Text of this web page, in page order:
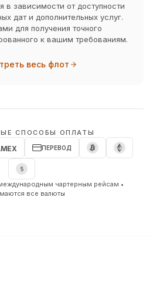
в зависимости от доступности
дат и дополнительных услуг.
для получения точного
к вашим требованиям.
весь флот
СПОСОБЫ ОПЛАТЫ
ПЕРЕВОД
чартерным рейсам •
все валюты